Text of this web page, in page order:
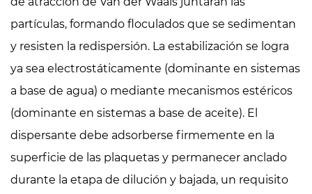
partículas, formando floculados que se sedimentan
y resisten la redispersión. La estabilización se logra
ya sea electrostáticamente (dominante en sistemas
a base de agua) o mediante mecanismos estéricos
(dominante en sistemas a base de aceite). El
dispersante debe adsorberse firmemente en la
superficie de las plaquetas y permanecer anclado
durante la etapa de dilución y bajada, un requisito